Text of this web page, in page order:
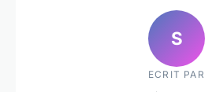
S
ECRIT PAR